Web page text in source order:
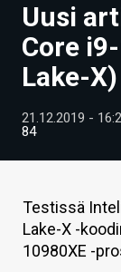
UUTISET
ARTIKKELIT
VIDEOT
HINTA.FI
KAUPPA
Uusi
Core
Lake-X)
21.12.2019 -
84
Testissä
Lake-X -
10980XE -